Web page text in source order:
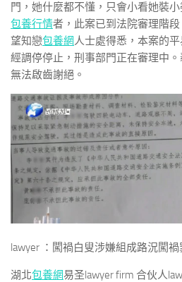
門，她什麼都不懂，只會小看她裝
包養行情者，此案已到法院審理階
望知戀包養網人士處得悉，本案的
經調停停止，刑事部門正在審理中
無法啟齒謝絕。
lawyer ：闖禍白叟涉嫌組成路況闖禍
湖北包養網易圣lawyer firm 合伙人